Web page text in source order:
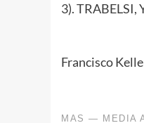
3). TRABELSI,
Francisco